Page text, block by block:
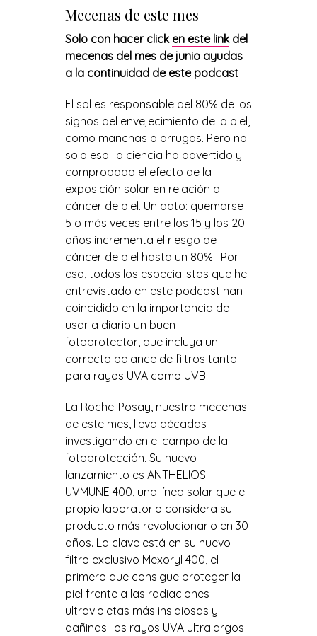
Mecenas de este mes
Solo con hacer click en este linkdel
mecenas del mes de junio ayudas
a la continuidad de este podcast
El sol es responsable del 80% de los
signos del envejecimiento de la piel,
como manchas o arrugas. Pero no
solo eso: la ciencia ha advertido y
comprobado el efecto de la
exposición solar en relación al
cáncer de piel. Un dato: quemarse
5 o más veces entre los 15 y los 20
años incrementa el riesgo de
cáncer de piel hasta un 80%. Por
eso, todos los especialistas que he
entrevistado en este podcast han
coincidido en la importancia de
usar a diario un buen
fotoprotector, que incluya un
correcto balance de filtros tanto
para rayos UVA como UVB.
La Roche-Posay, nuestro mecenas
de este mes, lleva décadas
investigando en el campo de la
fotoprotección. Su nuevo
lanzamiento es ANTHELIOS
UVMUNE 400, una línea solar que el
propio laboratorio considera su
producto más revolucionario en 30
años. La clave está en su nuevo
filtro exclusivo Mexoryl 400, el
primero que consigue proteger la
piel frente a las radiaciones
ultravioletas más insidiosas y
dañinas: los rayos UVA ultralargos